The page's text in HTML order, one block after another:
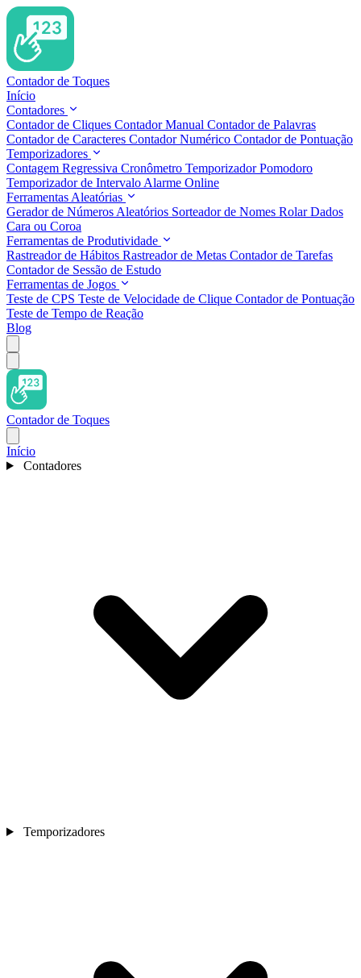
Contador de Toques
Início
Contadores
Contador de Cliques Contador Manual Contador de Palavras
Contador de Caracteres Contador Numérico Contador de Pontuação
Temporizadores
Contagem Regressiva Cronômetro Temporizador Pomodoro
Temporizador de Intervalo Alarme Online
Ferramentas Aleatórias
Gerador de Números Aleatórios Sorteador de Nomes Rolar Dados
Cara ou Coroa
Ferramentas de Produtividade
Rastreador de Hábitos Rastreador de Metas Contador de Tarefas
Contador de Sessão de Estudo
Ferramentas de Jogos
Teste de CPS Teste de Velocidade de Clique Contador de Pontuação
Teste de Tempo de Reação
Blog
Contador de Toques
Início
Contadores
Temporizadores